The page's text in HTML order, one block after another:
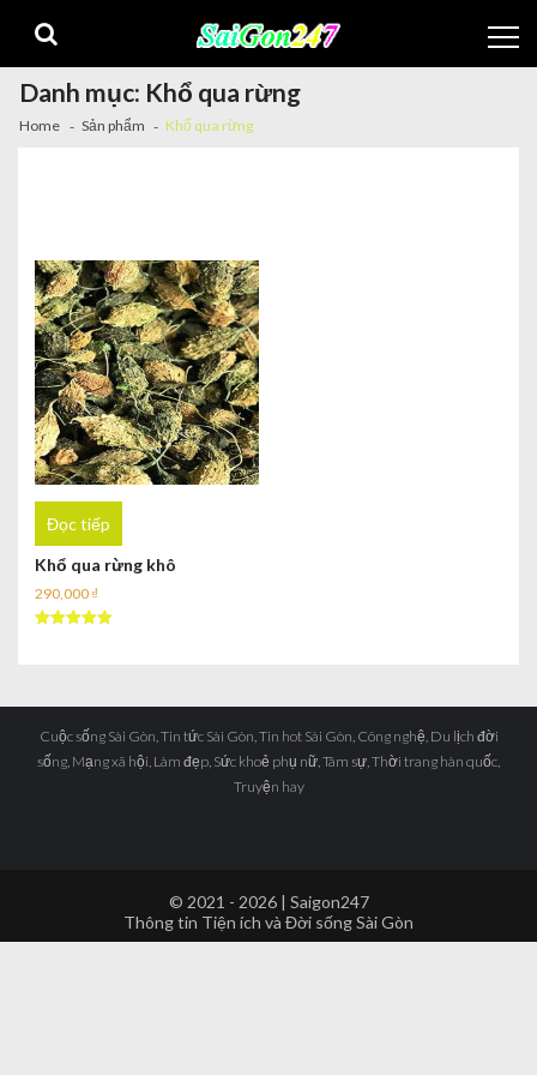
Danh mục: Khổ qua rừng
Home Sản phẩm Khổ qua rừng
Đọc tiếp
Khổ qua rừng khô
290,000 ₫
Cuộc sống Sài Gòn, Tin tức Sài Gòn, Tin hot Sài Gòn, Công nghệ, Du lịch đời
sống, Mạng xã hội, Làm đẹp, Sức khoẻ phụ nữ, Tâm sự, Thời trang hàn quốc,
Truyện hay
© 2021 - 2026 | Saigon247
Thông tin Tiện ích và Đời sống Sài Gòn